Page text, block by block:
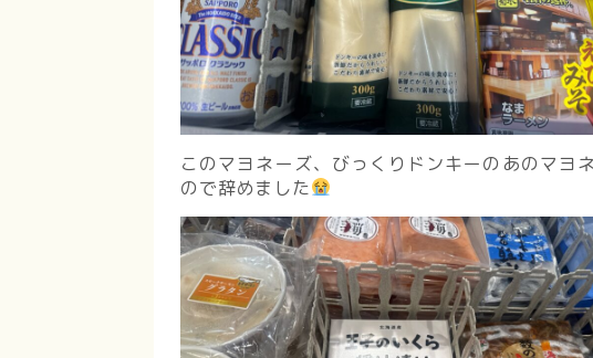
このマヨネーズ、びっくりドンキーのあのマヨ
ので辞めました